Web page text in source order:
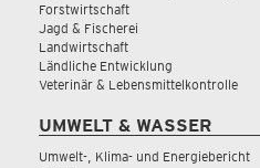
Forstwirtschaft
Jagd & Fischerei
Landwirtschaft
Ländliche Entwicklung
Veterinär & Lebensmittelkontrolle
UMWELT & WASSER
Umwelt-, Klima- und Energiebericht